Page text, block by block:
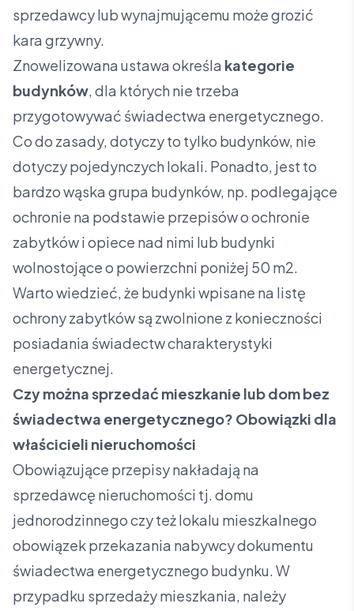
sprzedawcy lub wynajmującemu może grozić
kara grzywny.
Znowelizowana ustawa określa kategorie
budynków, dla których nie trzeba
przygotowywać świadectwa energetycznego.
Co do zasady, dotyczy to tylko budynków, nie
dotyczy pojedynczych lokali. Ponadto, jest to
bardzo wąska grupa budynków, np. podlegające
ochronie na podstawie przepisów o ochronie
zabytków i opiece nad nimi lub budynki
wolnostojące o powierzchni poniżej 50 m2.
Warto wiedzieć, że budynki wpisane na listę
ochrony zabytków są zwolnione z konieczności
posiadania świadectw charakterystyki
energetycznej.
Czy można sprzedać mieszkanie lub dom bez
świadectwa energetycznego? Obowiązki dla
właścicieli nieruchomości
Obowiązujące przepisy nakładają na
sprzedawcę nieruchomości tj. domu
jednorodzinnego czy też lokalu mieszkalnego
obowiązek przekazania nabywcy dokumentu
świadectwa energetycznego budynku. W
przypadku sprzedaży mieszkania, należy